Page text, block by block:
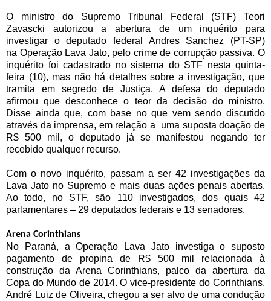
O ministro do Supremo Tribunal Federal (STF) Teori
Zavascki autorizou a abertura de um inquérito para
investigar o deputado federal Andres Sanchez (PT-SP)
na Operação Lava Jato, pelo crime de corrupção passiva. O
inquérito foi cadastrado no sistema do STF nesta quinta-
feira (10), mas não há detalhes sobre a investigação, que
tramita em segredo de Justiça. A defesa do deputado
afirmou que desconhece o teor da decisão do ministro.
Disse ainda que, com base no que vem sendo discutido
através da imprensa, em relação a uma suposta doação de
R$ 500 mil, o deputado já se manifestou negando ter
recebido qualquer recurso.
Com o novo inquérito, passam a ser 42 investigações da
Lava Jato no Supremo e mais duas ações penais abertas.
Ao todo, no STF, são 110 investigados, dos quais 42
parlamentares – 29 deputados federais e 13 senadores.
Arena Corinthians
No Paraná, a
Operação Lava Jato investiga o suposto
pagamento de propina de R$ 500 mil relacionada à
construção da Arena Corinthians, palco da abertura da
Copa do Mundo de 2014. O vice-presidente do Corinthians,
André Luiz de Oliveira, chegou a ser alvo de uma condução